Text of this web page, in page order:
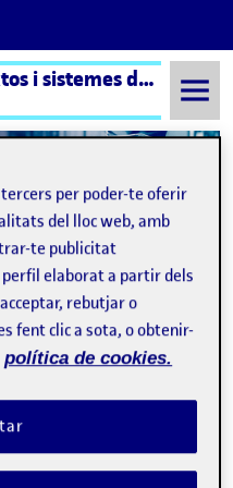
Seminari de contextos i sistemes de l´art
Gambús
Gambús
fa?
sociologia de l’art Seminari
Montserrat Gambús
meva manera de pensar
per poder-te oferir
del lloc web, amb
te publicitat
elaborat a partir dels
rebutjar o
fent clic a sota, o obtenir-
política de cookies.